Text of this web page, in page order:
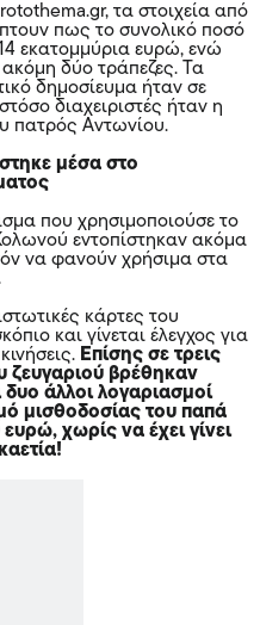
τα στοιχεία από
πως το συνολικό ποσό
εκατομμύρια ευρώ, ενώ
δύο τράπεζες. Τα
δημοσίευμα ήταν σε
διαχειριστές ήταν η
πατρός Αντωνίου.
μέσα στο
που χρησιμοποιούσε το
εντοπίστηκαν ακόμα
να φανούν χρήσιμα στα
κάρτες του
και γίνεται έλεγχος για
Επίσης σε τρεις
ζευγαριού βρέθηκαν
άλλοι λογαριασμοί
μισθοδοσίας του παπά
χωρίς να έχει γίνει